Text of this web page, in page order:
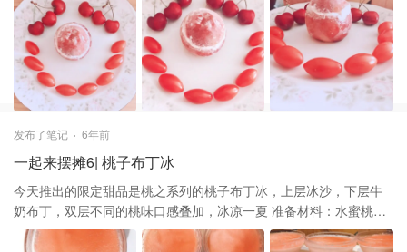
轻轻在切开的桃子中间核周边挖一圈，连着果肉和桃核一起挖出放
入小碗里，中间周围在轻轻刮一圈果肉，注意不要太用力会破皮
噢；用勺子把碗里的桃肉捣碎，桃核分离扔掉，之前切掉的顶部的
果肉也轻轻挖出，嘿嘿，不留一丁点 取出桃子果酱和cool whip奶
油，往碗里加入一勺果酱和三勺奶油，混合均匀再舀回桃子中间，
盖上顶部，轻轻裹一层松的保鲜膜放入冰箱冷冻好即可.吃的时候要
先拿出解冻会，打开顶部就可以吃啦，一口香甜的蜜桃冰淇淋，满
发布了笔记 6年前
一起来摆摊6| 桃子布丁冰
今天推出的限定甜品是桃之系列的桃子布丁冰，上层冰沙，下层牛
奶布丁，双层不同的桃味口感叠加，冰凉一夏 准备材料：水蜜桃味
QQ糖、牛奶、桃子果酱、 1.布丁层：准备一个易受热的小碗和一个